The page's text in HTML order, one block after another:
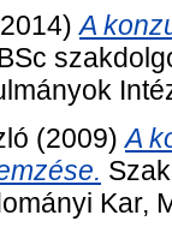
A
(2009)A
Kar,